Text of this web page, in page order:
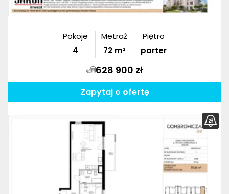
Pokoje
4
Metraż
72m²
Piętro
parter
628 900 zł
Zapytaj o ofertę